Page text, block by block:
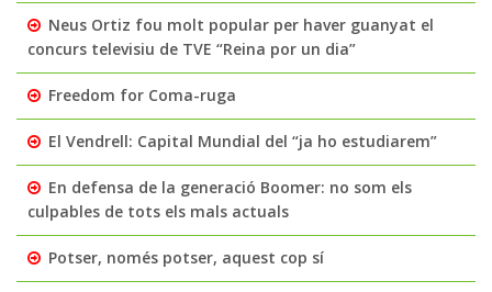
Neus Ortiz fou molt popular per haver guanyat el
concurs televisiu de TVE “Reina por un dia”
Freedom for Coma-ruga
El Vendrell: Capital Mundial del “ja ho estudiarem”
En defensa de la generació Boomer: no som els
culpables de tots els mals actuals
Potser, només potser, aquest cop sí